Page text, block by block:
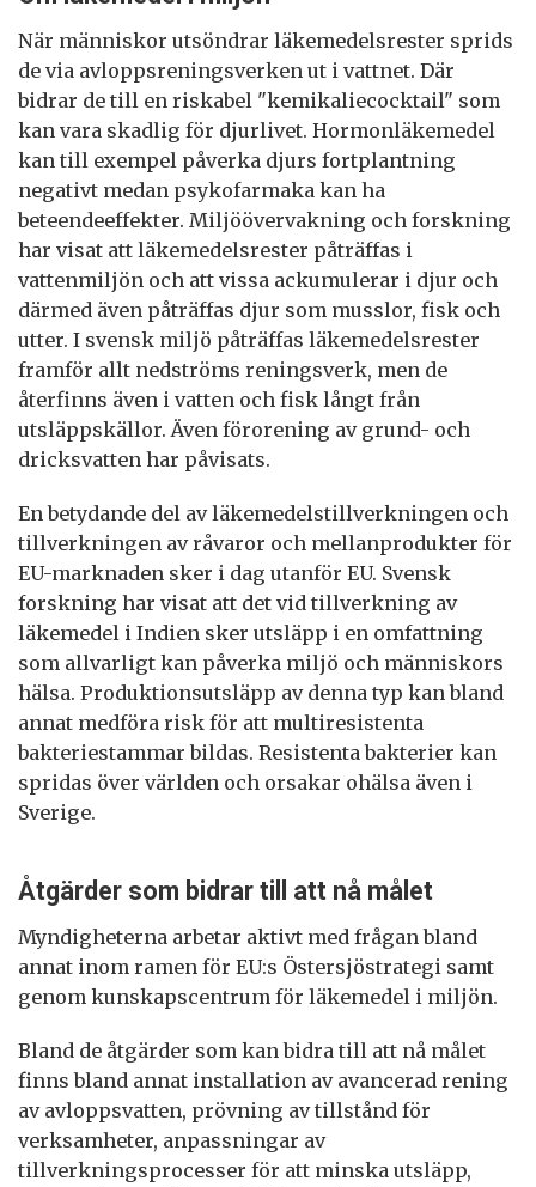
När människor utsöndrar läkemedelsrester sprids
de via avloppsreningsverken ut i vattnet. Där
bidrar de till en riskabel "kemikaliecocktail" som
kan vara skadlig för djurlivet. Hormonläkemedel
kan till exempel påverka djurs fortplantning
negativt medan psykofarmaka kan ha
beteendeeffekter. Miljöövervakning och forskning
har visat att läkemedelsrester påträffas i
vattenmiljön och att vissa ackumulerar i djur och
därmed även påträffas djur som musslor, fisk och
utter. I svensk miljö påträffas läkemedelsrester
framför allt nedströms reningsverk, men de
återfinns även i vatten och fisk långt från
utsläppskällor. Även förorening av grund- och
dricksvatten har påvisats.
En betydande del av läkemedelstillverkningen och
tillverkningen av råvaror och mellanprodukter för
EU-marknaden sker i dag utanför EU. Svensk
forskning har visat att det vid tillverkning av
läkemedel i Indien sker utsläpp i en omfattning
som allvarligt kan påverka miljö och människors
hälsa. Produktionsutsläpp av denna typ kan bland
annat medföra risk för att multiresistenta
bakteriestammar bildas. Resistenta bakterier kan
spridas över världen och orsakar ohälsa även i
Sverige.
Åtgärder som bidrar till att nå målet
Myndigheterna arbetar aktivt med frågan bland
annat inom ramen för EU:s Östersjöstrategi samt
genom kunskapscentrum för läkemedel i miljön.
Bland de åtgärder som kan bidra till att nå målet
finns bland annat installation av avancerad rening
av avloppsvatten, prövning av tillstånd för
verksamheter, anpassningar av
tillverkningsprocesser för att minska utsläpp,